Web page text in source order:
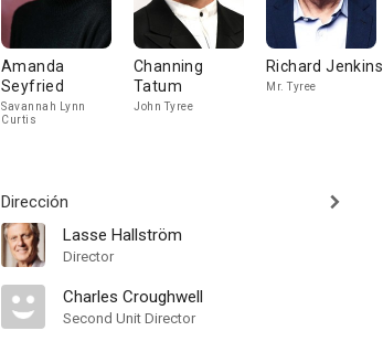
Amanda
Seyfried
Savannah Lynn
Curtis
Channing
Tatum
John Tyree
Richard Jenkins
Mr. Tyree
Dirección
Lasse Hallström
Director
Charles Croughwell
Second Unit Director